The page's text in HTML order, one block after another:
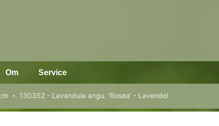
Om Service
130352 - Lavandula angu. 'Rosea' - Lavendel